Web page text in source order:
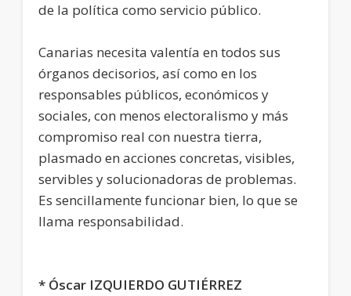
de la política como servicio público.
Canarias necesita valentía en todos sus
órganos decisorios, así como en los
responsables públicos, económicos y
sociales, con menos electoralismo y más
compromiso real con nuestra tierra,
plasmado en acciones concretas, visibles,
servibles y solucionadoras de problemas.
Es sencillamente funcionar bien, lo que se
llama responsabilidad.
* Óscar IZQUIERDO GUTIÉRREZ